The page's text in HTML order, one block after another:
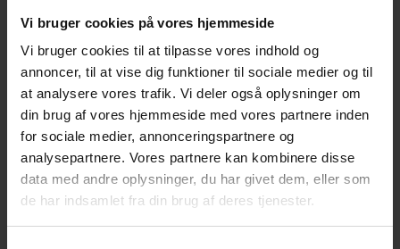
Vi bruger cookies på vores hjemmeside
Vi bruger cookies til at tilpasse vores indhold og
annoncer, til at vise dig funktioner til sociale medier og til
at analysere vores trafik. Vi deler også oplysninger om
din brug af vores hjemmeside med vores partnere inden
for sociale medier, annonceringspartnere og
analysepartnere. Vores partnere kan kombinere disse
data med andre oplysninger, du har givet dem, eller som
de har indsamlet fra din brug af deres tjenester.
KaraKoram High Antique Black Ø55 H90
Placement
Indendørs
H: 90 CM Ø: 55 CM
Sort
Varenr.:127534